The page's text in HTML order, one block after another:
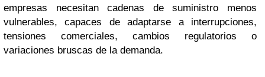
empresas necesitan cadenas de suministro menos
vulnerables, capaces de adaptarse a interrupciones,
tensiones comerciales, cambios regulatorios o
variaciones bruscas de la demanda.